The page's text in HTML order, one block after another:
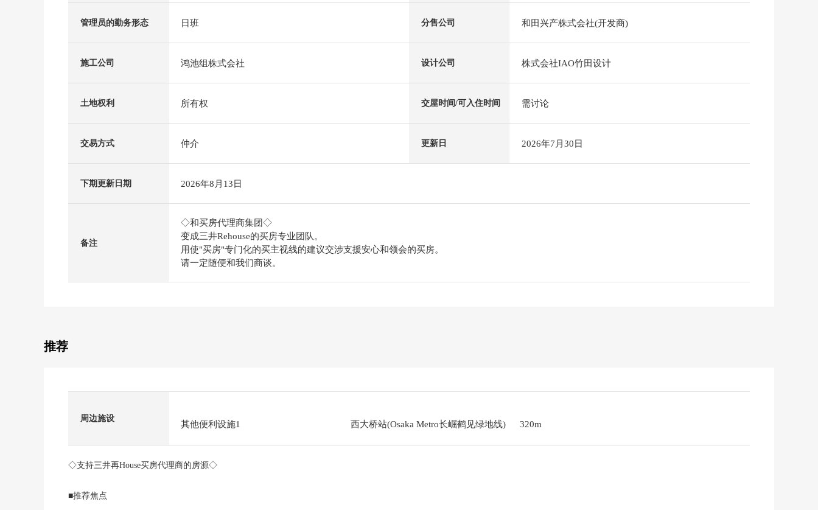
管理员的勤务形态 日班 分售公司 和田兴产株式会社(开发商)
施工公司 鸿池组株式会社 设计公司 株式会社IAO竹田设计
土地权利 所有权 交屋时间/可入住时间 需讨论
交易方式 仲介 更新日 2026年7月30日
下期更新日期 2026年8月13日
备注
◇和买房代理商集团◇
变成三井Rehouse的买房专业团队。
用使"买房"专门化的买主视线的建议交涉支援安心和领会的买房。
请一定随便和我们商谈。
推荐
周边施设
其他便利设施1 西大桥站(Osaka Metro长崛鹤见绿地线) 320m
◇支持三井再House买房代理商的房源◇
■推荐焦点